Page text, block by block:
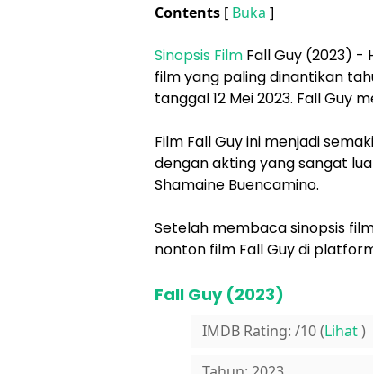
Contents [ Buka ]
Sinopsis Film Fall Guy (2023) -
film yang paling dinantikan
tanggal 12 Mei 2023. Fall Guy
Film Fall Guy ini menjadi
dengan akting yang sangat
Shamaine Buencamino.
Setelah membaca sinopsis
nonton film Fall Guy di
Fall Guy (2023)
IMDB Rating: /10 (Lihat)